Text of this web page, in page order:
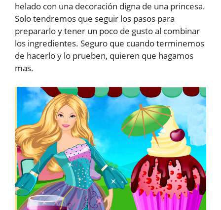
helado con una decoración digna de una princesa.
Solo tendremos que seguir los pasos para
prepararlo y tener un poco de gusto al combinar
los ingredientes. Seguro que cuando terminemos
de hacerlo y lo prueben, quieren que hagamos
mas.